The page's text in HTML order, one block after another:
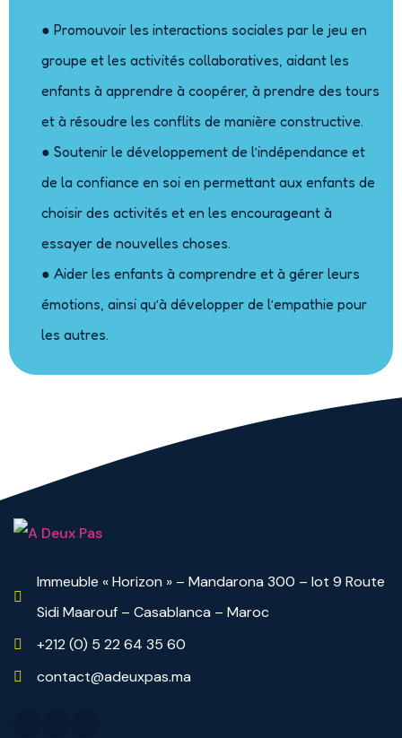
● Promouvoir les interactions sociales par le jeu en
groupe et les activités collaboratives, aidant les
enfants à apprendre à coopérer, à prendre des tours
et à résoudre les conflits de manière constructive.
● Soutenir le développement de l’indépendance et
de la confiance en soi en permettant aux enfants de
choisir des activités et en les encourageant à
essayer de nouvelles choses.
● Aider les enfants à comprendre et à gérer leurs
émotions, ainsi qu’à développer de l’empathie pour
les autres.
Immeuble « Horizon » – Mandarona 300 – lot 9 Route
Sidi Maarouf – Casablanca – Maroc
+212 (0) 5 22 64 35 60
contact@adeuxpas.ma